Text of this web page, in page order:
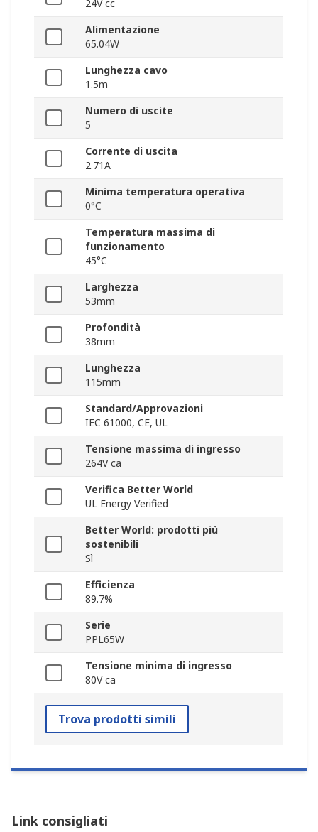
24V cc
Alimentazione
65.04W
Lunghezza cavo
1.5m
Numero di uscite
5
Corrente di uscita
2.71A
Minima temperatura operativa
0°C
Temperatura massima di
funzionamento
45°C
Larghezza
53mm
Profondità
38mm
Lunghezza
115mm
Standard/Approvazioni
IEC 61000, CE, UL
Tensione massima di ingresso
264V ca
Verifica Better World
UL Energy Verified
Better World: prodotti più
sostenibili
Sì
Efficienza
89.7%
Serie
PPL65W
Tensione minima di ingresso
80V ca
Trova prodotti simili
Link consigliati